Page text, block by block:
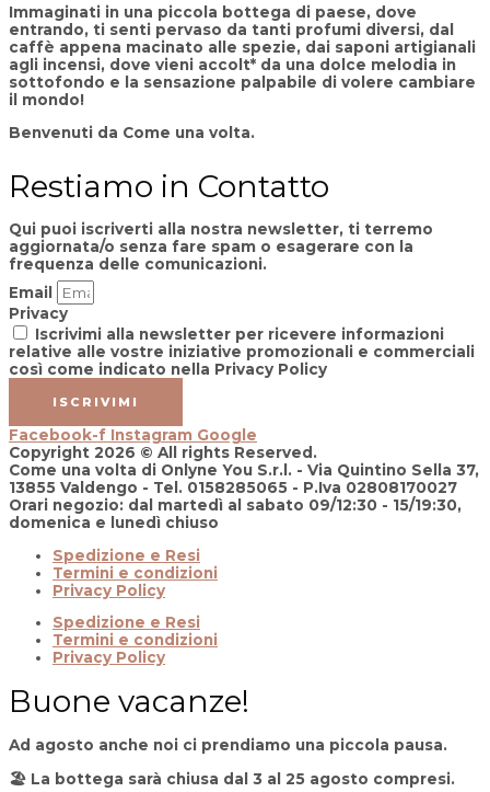
Immaginati in una piccola bottega di paese, dove
entrando, ti senti pervaso da tanti profumi diversi, dal
caffè appena macinato alle spezie, dai saponi artigianali
agli incensi, dove vieni accolt* da una dolce melodia in
sottofondo e la sensazione palpabile di volere cambiare
il mondo!
Benvenuti da Come una volta.
Restiamo in Contatto
Qui puoi iscriverti alla nostra newsletter, ti terremo
aggiornata/o senza fare spam o esagerare con la
frequenza delle comunicazioni.
Email
Privacy
Iscrivimi alla newsletter per ricevere informazioni
relative alle vostre iniziative promozionali e commerciali
così come indicato nella Privacy Policy
ISCRIVIMI
Facebook-f Instagram Google
Copyright 2026 © All rights Reserved.
Come una volta di Onlyne You S.r.l. - Via Quintino Sella 37,
13855 Valdengo - Tel. 0158285065 - P.Iva 02808170027
Orari negozio: dal martedì al sabato 09/12:30 - 15/19:30,
domenica e lunedì chiuso
Spedizione e Resi
Termini e condizioni
Privacy Policy
Spedizione e Resi
Termini e condizioni
Privacy Policy
Buone vacanze!
Ad agosto anche noi ci prendiamo una piccola pausa.
🏖️ La bottega sarà chiusa dal 3 al 25 agosto compresi.